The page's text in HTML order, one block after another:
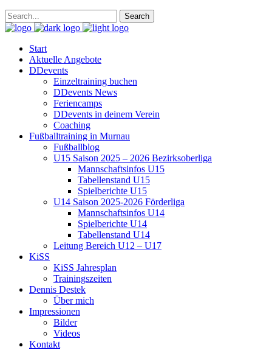
Start
Aktuelle Angebote
DDevents
Einzeltraining buchen
DDevents News
Feriencamps
DDevents in deinem Verein
Coaching
Fußballtraining in Murnau
Fußballblog
U15 Saison 2025 – 2026 Bezirksoberliga
Mannschaftsinfos U15
Tabellenstand U15
Spielberichte U15
U14 Saison 2025-2026 Förderliga
Mannschaftsinfos U14
Spielberichte U14
Tabellenstand U14
Leitung Bereich U12 – U17
KiSS
KiSS Jahresplan
Trainingszeiten
Dennis Destek
Über mich
Impressionen
Bilder
Videos
Kontakt